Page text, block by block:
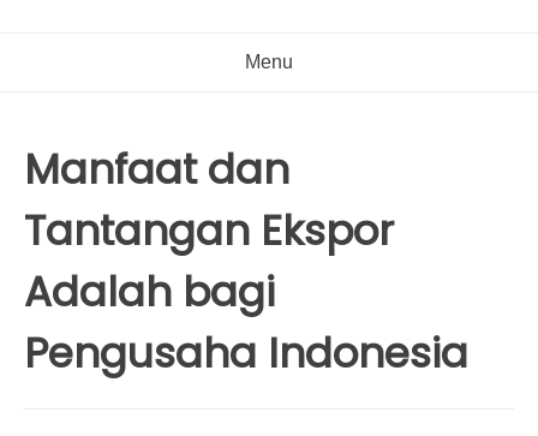
Menu
Manfaat dan
Tantangan Ekspor
Adalah bagi
Pengusaha Indonesia